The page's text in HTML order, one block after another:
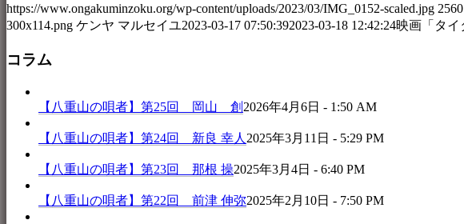
https://www.ongakuminzoku.org/wp-content/uploads/2023/03/IMG_0152-scaled.jpg 2560
300x114.png ケンヤ マルセイユ2023-03-17 07:50:392023-03-18 12:42:24映画「タイ
コラム
【八重山の唄者】第25回 岡山 創2026年4月6日 - 1:50 AM
【八重山の唄者】第24回 新良 幸人2025年3月11日 - 5:29 PM
【八重山の唄者】第23回 那根 操2025年3月4日 - 6:40 PM
【八重山の唄者】第22回 前津 伸弥2025年2月10日 - 7:50 PM